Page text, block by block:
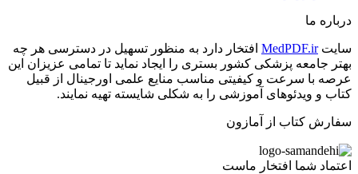
درباره ما
سایتMedPDF.ir افتخار دارد به منظور تسهیل در دسترسی هر چه
بهتر جامعه پزشکی کشور بستری را ایجاد نماید تا تمامی عزیزان این
عرصه با سرعت و کیفیتی مناسب منایع علمی اورجینال از قبیل
کتاب و ویدئوهای آموزشی را به شکلی شایسته تهیه نمایند.
سفارش کتاب از آمازون
اعتماد شما افتخار ماست